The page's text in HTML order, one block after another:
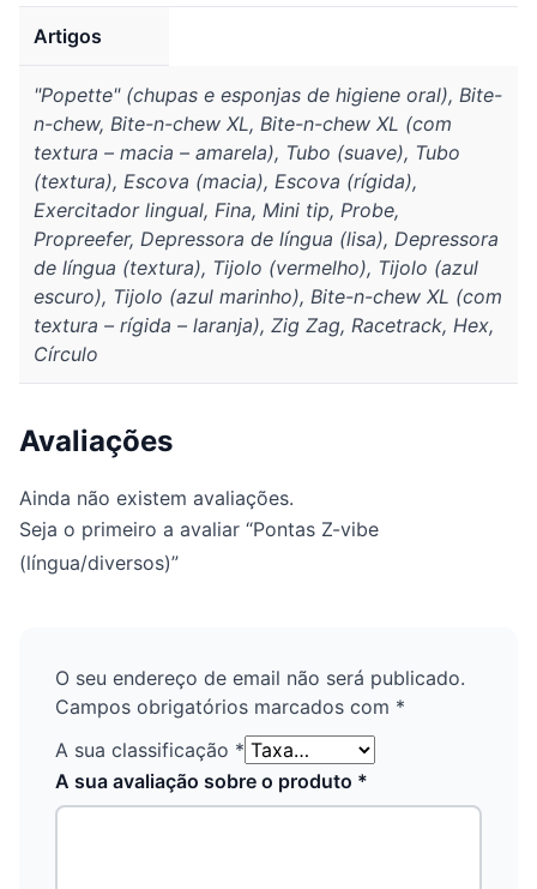
Artigos
"Popette" (chupas e esponjas de higiene oral), Bite-
n-chew, Bite-n-chew XL, Bite-n-chew XL (com
textura – macia – amarela), Tubo (suave), Tubo
(textura), Escova (macia), Escova (rígida),
Exercitador lingual, Fina, Mini tip, Probe,
Propreefer, Depressora de língua (lisa), Depressora
de língua (textura), Tijolo (vermelho), Tijolo (azul
escuro), Tijolo (azul marinho), Bite-n-chew XL (com
textura – rígida – laranja), Zig Zag, Racetrack, Hex,
Círculo
Avaliações
Ainda não existem avaliações.
Seja o primeiro a avaliar “Pontas Z-vibe
(língua/diversos)”
O seu endereço de email não será publicado.
Campos obrigatórios marcados com *
A sua classificação *
A sua avaliação sobre o produto *